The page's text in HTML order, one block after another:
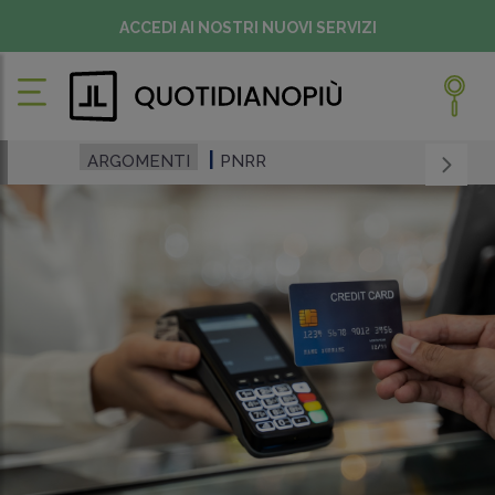
ACCEDI AI NOSTRI NUOVI SERVIZI
ARGOMENTI PNRR